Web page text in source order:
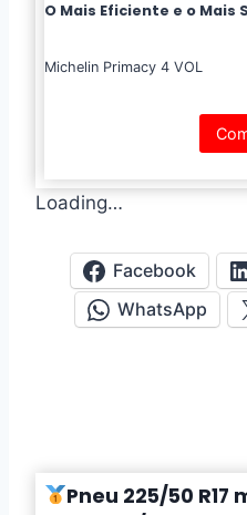
O Mais Eficiente e o Mais
Michelin Primacy 4 VOL
Loading…
Facebook
WhatsApp
Pneu 225/50 R17